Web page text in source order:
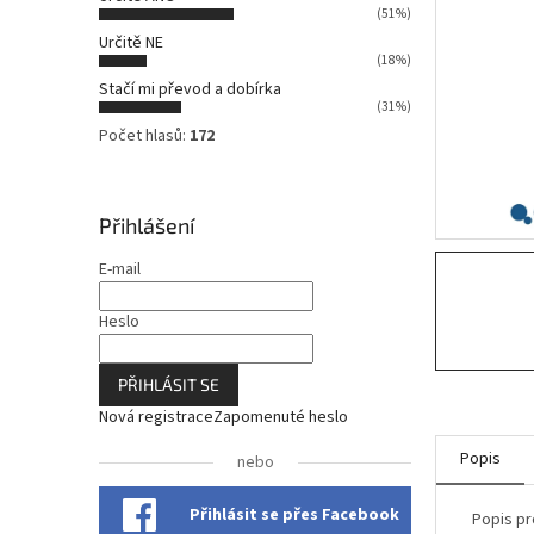
n
í
p
a
n
(51%)
Určitě NE
(18%)
Stačí mi převod a dobírka
(31%)
Počet hlasů: 172
Přihlášení
E-mail
Heslo
PŘIHLÁSIT SE
Nová registraceZapomenuté heslo
nebo
Přihlásit se přes Facebook
Popis
Popis